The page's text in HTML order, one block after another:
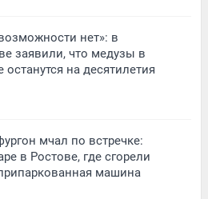
нет»: в
заявили, что медузы в
на десятилетия
мчал по встречке:
в Ростове, где сгорели
машина